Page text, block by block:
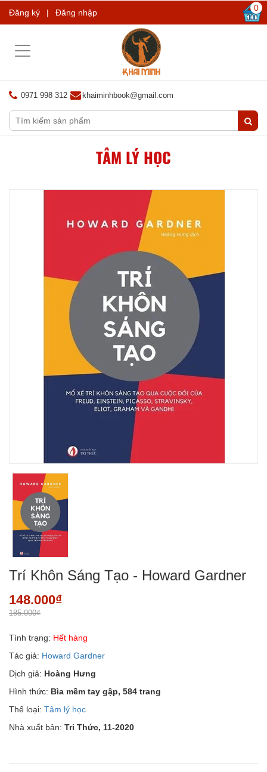
Đăng ký | Đăng nhập 0
Toggle
0971 998 312 khaiminhbook@gmail.com
TÂM LÝ HỌC
Trí Khôn Sáng Tạo - Howard Gardner
148.000₫
185.000₫
Tình trạng: Hết hàng
Tác giả: Howard Gardner
Dịch giả: Hoàng Hưng
Hình thức: Bìa mềm tay gập, 584 trang
Thể loại: Tâm lý học
Nhà xuất bản: Tri Thức, 11-2020